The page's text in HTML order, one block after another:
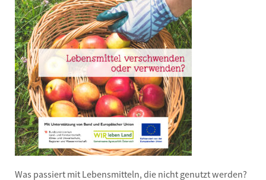
Thüringerberg
Nicht mehr in Betrieb, es wird ein neuer
Standort gesucht
Was passiert mit Lebensmitteln, die nicht genutzt werden?